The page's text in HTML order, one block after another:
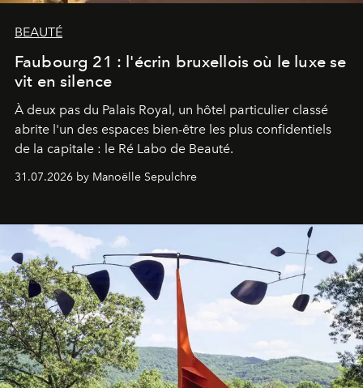
BEAUTÉ
Faubourg 21 : l'écrin bruxellois où le luxe se
vit en silence
À deux pas du Palais Royal, un hôtel particulier classé
abrite l'un des espaces bien-être les plus confidentiels
de la capitale : le Ré Labo de Beauté.
31.07.2026 by Manoëlle Sepulchre